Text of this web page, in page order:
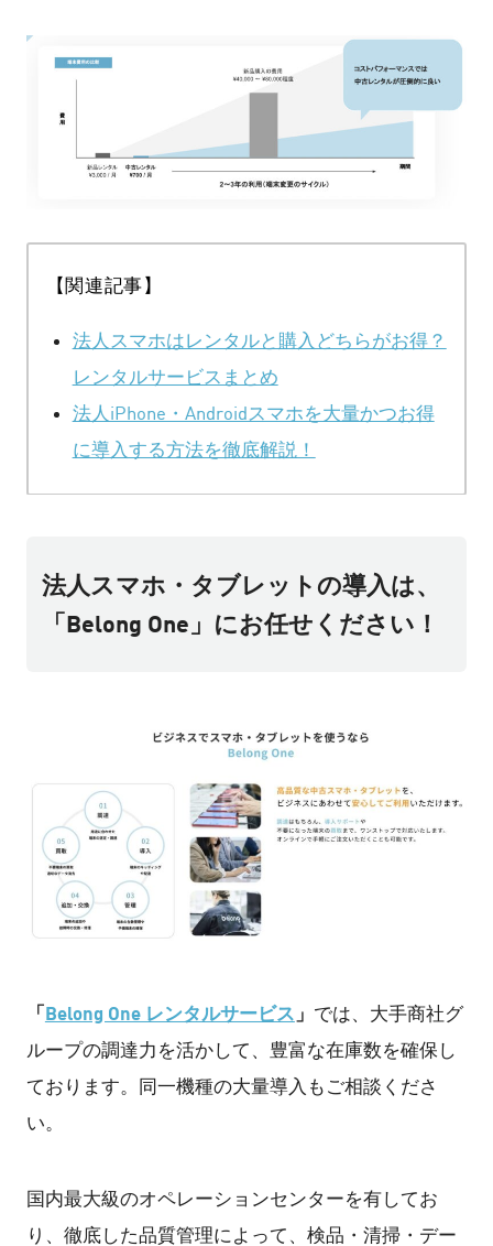
【関連記事】
法人スマホはレンタルと購入どちらがお得？
レンタルサービスまとめ
法人iPhone・Androidスマホを大量かつお得
に導入する方法を徹底解説！
法人スマホ・タブレットの導入は、
「Belong One」にお任せください！
「Belong One レンタルサービス 」 では、大手商社グ
ループの調達力を活かして、豊富な在庫数を確保し
ております。同一機種の大量導入もご相談くださ
い。
国内最大級のオペレーションセンターを有してお
り、徹底した品質管理によって、検品・清掃・デー